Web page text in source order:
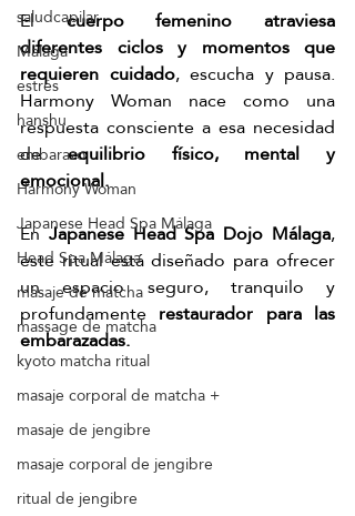
saludcapilar
Málaga
estrés
hanshu
embarazo
Harmony Woman
Japanese Head Spa Málaga
Head Spa Málaga
masaje de matcha
massage de matcha
kyoto matcha ritual
masaje corporal de matcha +
masaje de jengibre
masaje corporal de jengibre
ritual de jengibre
El cuerpo femenino atraviesa
diferentes ciclos y momentos que
requieren cuidado, escucha y pausa.
Harmony Woman nace como una
respuesta consciente a esa necesidad
de equilibrio físico, mental y
emocional.
En Japanese Head Spa Dojo Málaga,
este ritual está diseñado para ofrecer
un espacio seguro, tranquilo y
profundamente restaurador para las
embarazadas.